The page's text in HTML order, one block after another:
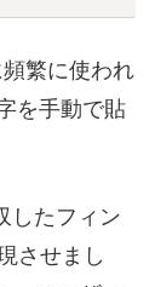
繁に使われ
を手動で貼
したフィン
させまし